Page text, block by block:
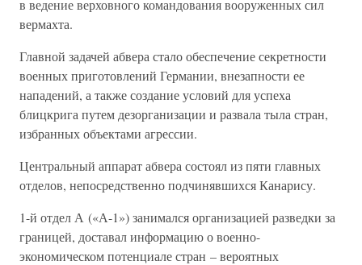
в ведение верховного командования вооруженных сил
вермахта.
Главной задачей абвера стало обеспечение секретности
военных приготовлений Германии, внезапности ее
нападений, а также создание условий для успеха
блицкрига путем дезорганизации и развала тыла стран,
избранных объектами агрессии.
Центральный аппарат абвера состоял из пяти главных
отделов, непосредственно подчинявшихся Канарису.
1-й отдел А («А-1») занимался организацией разведки за
границей, доставал информацию о военно-
экономическом потенциале стран – вероятных